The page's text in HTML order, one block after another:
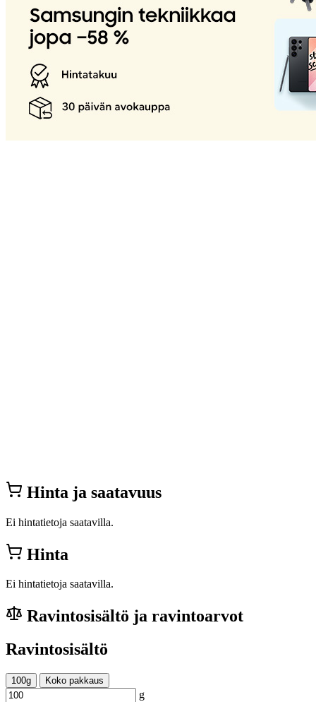
Hinta ja saatavuus
Ei hintatietoja saatavilla.
Hinta
Ei hintatietoja saatavilla.
Ravintosisältö ja ravintoarvot
Ravintosisältö
100g Koko pakkaus
g